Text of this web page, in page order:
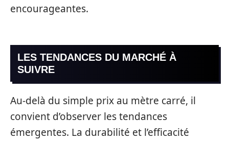
encourageantes.
LES TENDANCES DU MARCHÉ À
SUIVRE
Au-delà du simple prix au mètre carré, il
convient d’observer les tendances
émergentes. La durabilité et l’efficacité